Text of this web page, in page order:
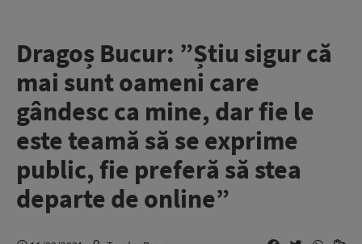
Dragoș Bucur: ”Știu sigur că
mai sunt oameni care
gândesc ca mine, dar fie le
este teamă să se exprime
public, fie preferă să stea
departe de online”